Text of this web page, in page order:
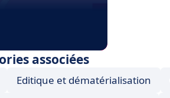
associées
Editique et dématérialisation